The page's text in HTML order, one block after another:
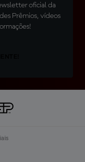
oficial da
Prêmios, vídeos